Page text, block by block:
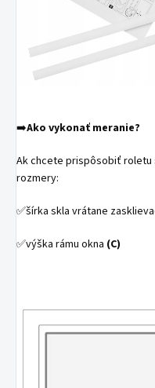
➡️Ako vykonať meranie?
Ak chcete prispôsobiť roletu
rozmery:
✅šírka skla vrátane
✅výška rámu okna (C)